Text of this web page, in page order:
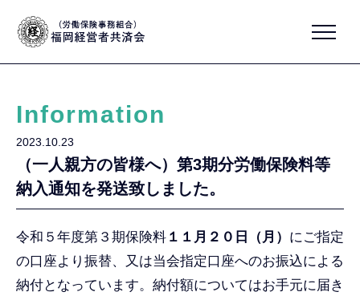
Information
2023.10.23
（一人親方の皆様へ）第3期分労働保険料等
納入通知を発送致しました。
令和５年度第３期保険料 １１月２０日（月） にご指定
の口座より振替、又は当会指定口座へのお振込による
納付となっています。納付額についてはお手元に届き